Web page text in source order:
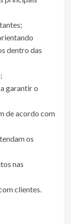
dentro das
garantir o
de acordo com
os
nas
clientes.